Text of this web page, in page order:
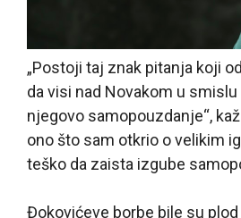
„Postoji taj znak pitanja koji
da visi nad Novakom u
njegovo samopouzdanje“,
ono što sam otkrio o velikim
teško da zaista izgube
Đokovićeve borbe bile su